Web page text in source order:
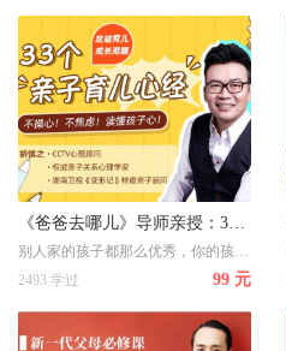
《爸爸去哪儿》导师亲授：33个育儿心经，当不操心/不焦虑/读懂孩子心的好爸妈
别人家的孩子都那么优秀，你的孩子怎能落下？33个亲子育儿心，当不操心/不焦虑/读懂孩子心的好爸妈
2493 学过
99 元